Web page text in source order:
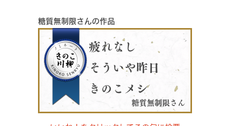
糖質無制限さんの作品
疲れなし
そういや昨日
きのこメシ
糖質無制限さん